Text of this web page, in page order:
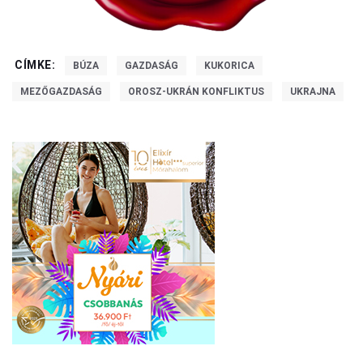
CÍMKE: BÚZA GAZDASÁG KUKORICA
MEZŐGAZDASÁG OROSZ-UKRÁN KONFLIKTUS UKRAJNA